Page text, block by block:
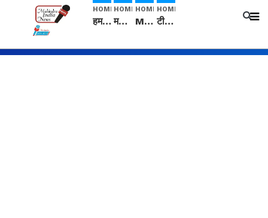
HOME
हम सनातनी..." सांसद kangana Ranaut से क्या बोली लड़की? Viral Jantar-Mantar | CJP protest
HOME
मनीषा हत्याकांड: हत्या, आत्महत्या या कोई बड़ा राज? | Full Story | Josh Haryana
HOME
Mangalsutra: हिंदू धर्म में शादी के बाद मंगलसूत्र क्यों पहनती है महिलाएं, किसने शुरु की ये परंपरा
HOME
टीम बीकेई ने एग्रीकल्चर ग्रेड की यूरिया खाद गट्टों में बदलकर टेक्निकल ग्रेड में बेचने वालों पर करवाई कार्रवाई: लखविंदर सिंह औलख